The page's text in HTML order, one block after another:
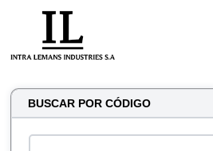
BUSCAR POR CÓDIGO